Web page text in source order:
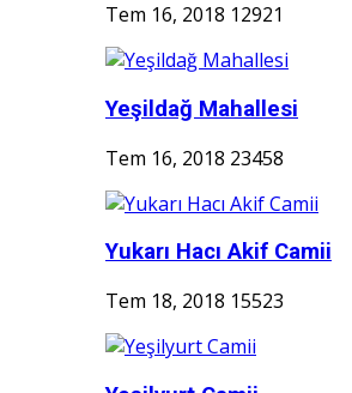
Tem 16, 2018 12921
Yeşildağ Mahallesi
Tem 16, 2018 23458
Yukarı Hacı Akif Camii
Tem 18, 2018 15523